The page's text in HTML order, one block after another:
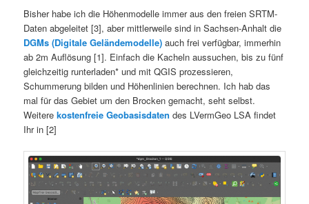
Bisher habe ich die Höhenmodelle immer aus den freien SRTM-
Daten abgeleitet [3], aber mittlerweile sind in Sachsen-Anhalt die
DGMs (Digitale Geländemodelle) auch frei verfügbar, immerhin
ab 2m Auflösung [1]. Einfach die Kacheln aussuchen, bis zu fünf
gleichzeitig runterladen* und mit QGIS prozessieren,
Schummerung bilden und Höhenlinien berechnen. Ich hab das
mal für das Gebiet um den Brocken gemacht, seht selbst.
Weitere kostenfreie Geobasisdaten des LVermGeo LSA findet
Ihr in [2]